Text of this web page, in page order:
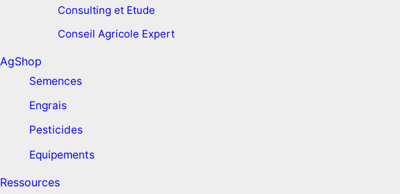
Consulting et Etude
Conseil Agricole Expert
AgShop
Semences
Engrais
Pesticides
Equipements
Ressources